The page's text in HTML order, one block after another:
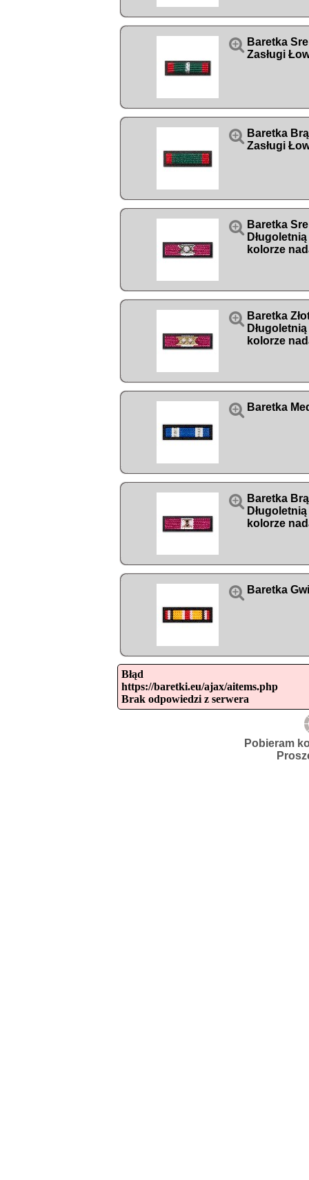
 Baretka
Zasługi
 Baretka
Zasługi
 Baretka
kolorze
 Baretka
kolorze
 Baretka
 Baretka
kolorze
 Baretka
Błąd
https://baretki.eu/ajax/aitems.php
Brak odpowiedzi z serwera
Pobieram